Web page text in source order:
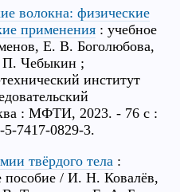
волокна: физические
применения : учебное
Е. В. Боголюбова,
Чебыкин ;
институт
: МФТИ, 2023. - 76 с :
7417-0829-3.
твёрдого тела :
пособие / И. Н. Ковалёв,